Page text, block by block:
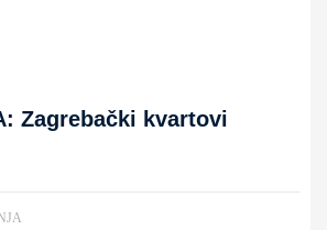
Zagrebački kvartovi